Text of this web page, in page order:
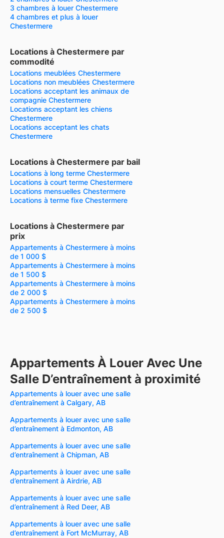
3 chambres à louer Chestermere
4 chambres et plus à louer
Chestermere
Locations à Chestermere par
commodité
Locations meublées Chestermere
Locations non meublées Chestermere
Locations acceptant les animaux de
compagnie Chestermere
Locations acceptant les chiens
Chestermere
Locations acceptant les chats
Chestermere
Locations à Chestermere par bail
Locations à long terme Chestermere
Locations à court terme Chestermere
Locations mensuelles Chestermere
Locations à terme fixe Chestermere
Locations à Chestermere par
prix
Appartements à Chestermere à moins
de 1 000 $
Appartements à Chestermere à moins
de 1 500 $
Appartements à Chestermere à moins
de 2 000 $
Appartements à Chestermere à moins
de 2 500 $
Appartements À Louer Avec Une
Salle D’entraînement à proximité
Appartements à louer avec une salle
d’entraînement à Calgary, AB
Appartements à louer avec une salle
d’entraînement à Edmonton, AB
Appartements à louer avec une salle
d’entraînement à Chipman, AB
Appartements à louer avec une salle
d’entraînement à Airdrie, AB
Appartements à louer avec une salle
d’entraînement à Red Deer, AB
Appartements à louer avec une salle
d’entraînement à Fort McMurray, AB